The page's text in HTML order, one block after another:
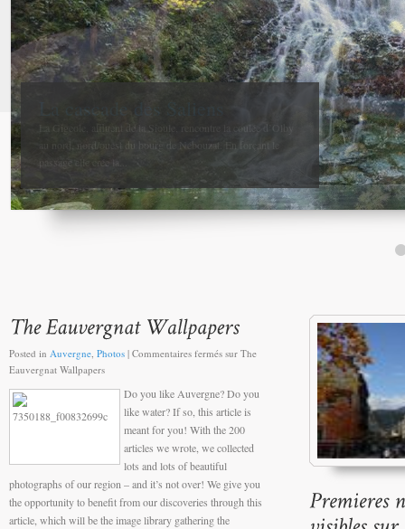
Méandres et boires de la Sioule
avant de rejoindre l’Allier
La confluence entre la Sioule et l’Allier se fait entre Contigny
et La Ferté-Hauterive peu après Saint-Pourçain sur-Sioule à...
Posted in Auvergne Photos | Commentaires fermés sur The
Eauvergnat Wallpapers
Do you like Auvergne? Do you
like water? If so, this article is
meant for you! With the 200
articles we wrote, we collected
lots and lots of beautiful
photographs of our region – and it’s not over! We give you
the opportunity to benefit from our discoveries through this
article, which will be the image library gathering the